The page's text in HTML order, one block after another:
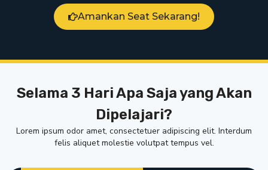
Amankan Seat Sekarang!
Selama 3 Hari Apa Saja yang Akan
Dipelajari?
Lorem ipsum odor amet, consectetuer adipiscing elit. Interdum
felis aliquet molestie volutpat tempus vel.